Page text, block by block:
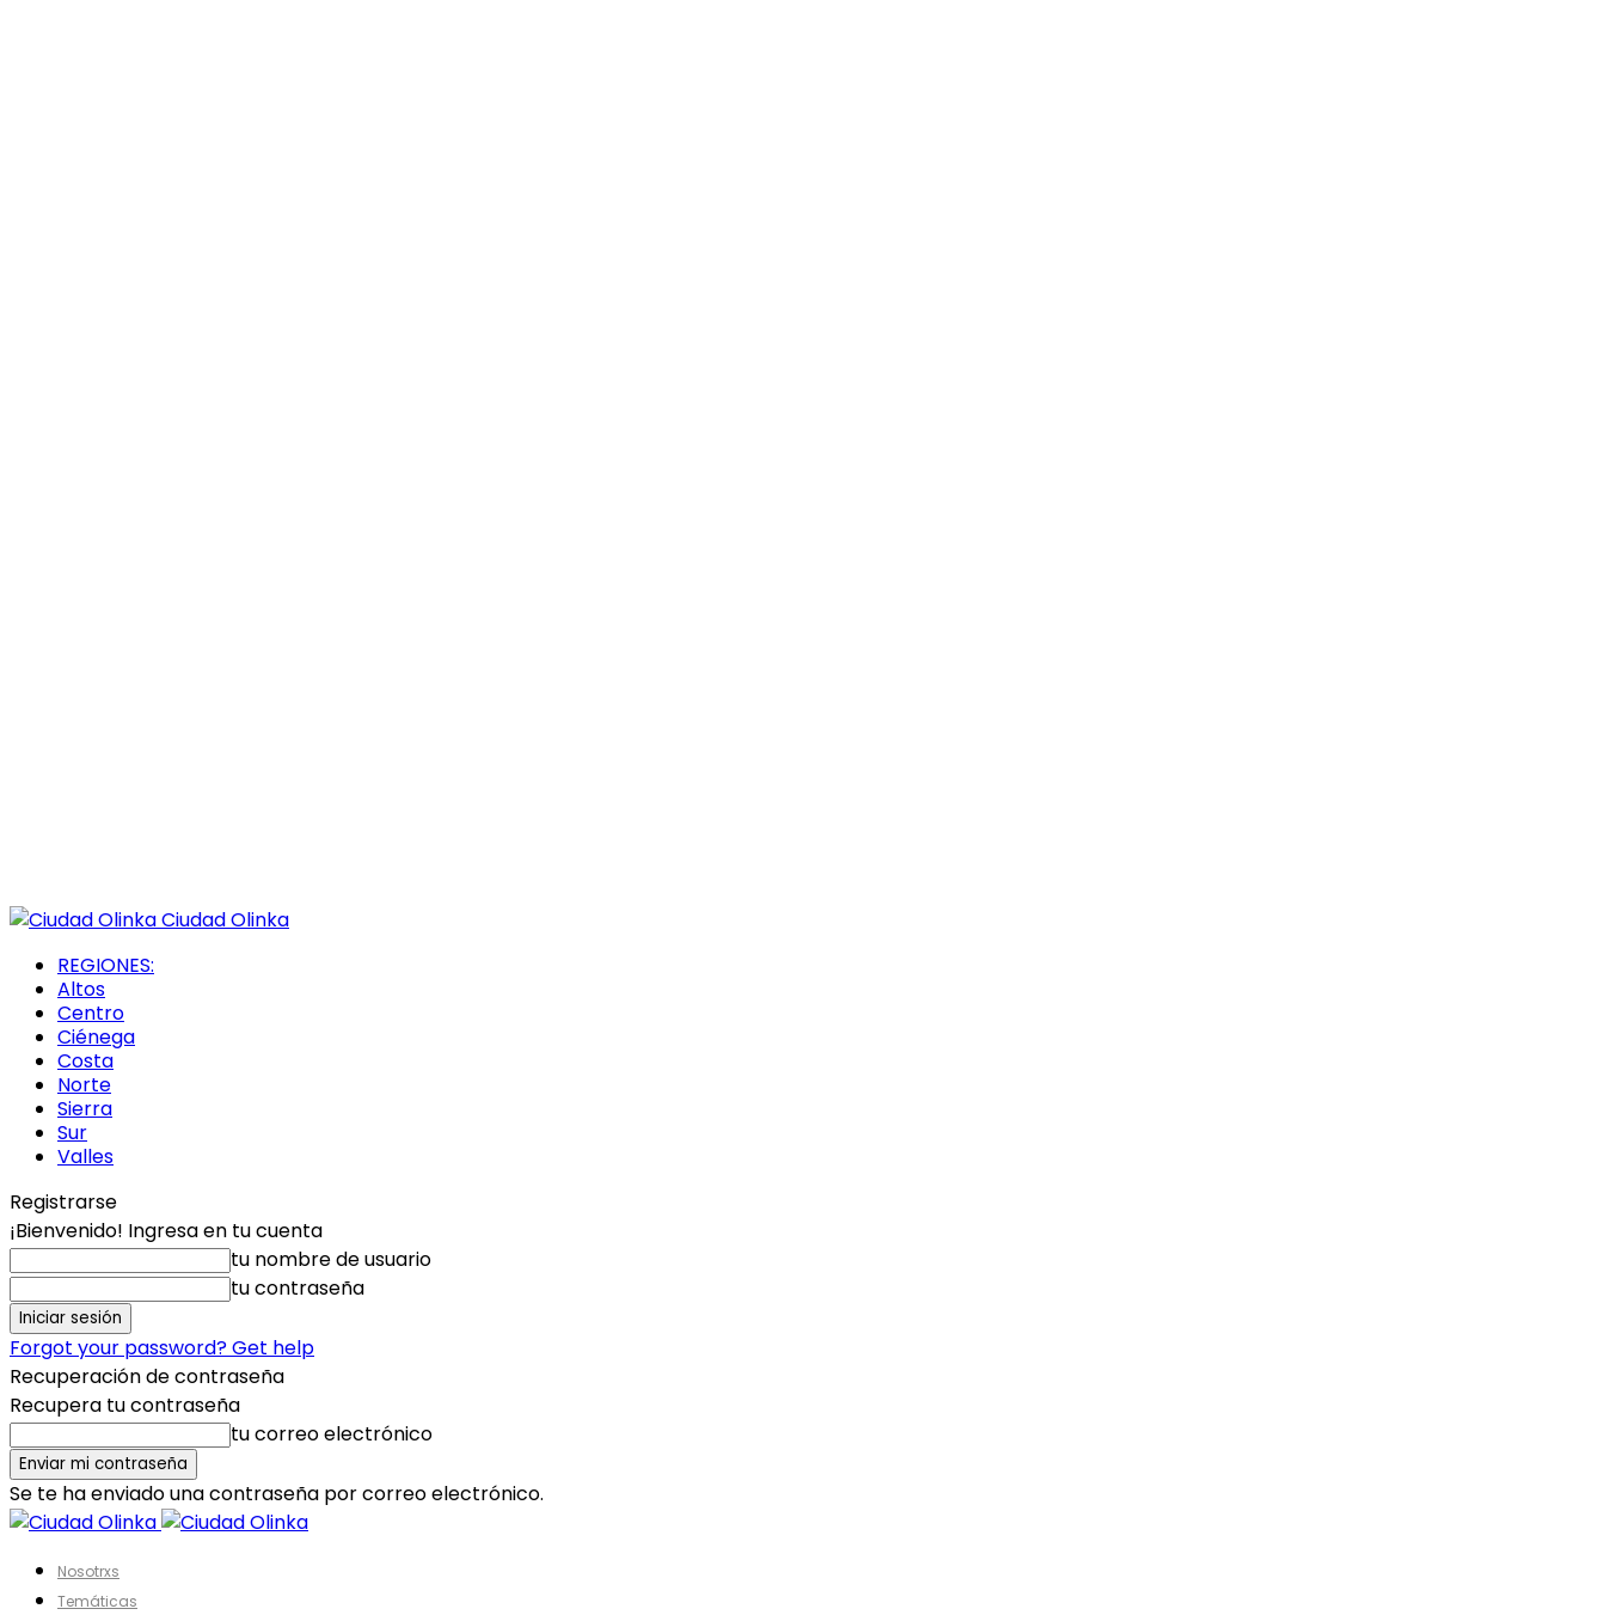
Ciudad Olinka
REGIONES:
Altos
Centro
Ciénega
Costa
Norte
Sierra
Sur
Valles
Registrarse
¡Bienvenido! Ingresa en tu cuenta
tu nombre de usuario
tu contraseña
Forgot your password? Get help
Recuperación de contraseña
Recupera tu contraseña
tu correo electrónico
Se te ha enviado una contraseña por correo electrónico.
Nosotrxs
Temáticas